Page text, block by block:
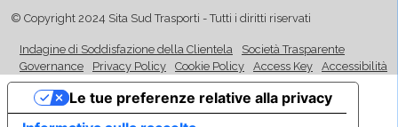
© Copyright 2024 Sita Sud Trasporti - Tutti i diritti riservati
Indagine di Soddisfazione della Clientela
Società Trasparente
Governance
Privacy Policy Cookie Policy Access Key Accessibilità
Le tue preferenze relative alla privacy